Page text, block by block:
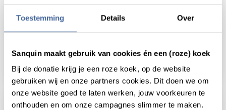
Toestemming Details Over
Sanquin maakt gebruik van cookies én een (roze) koek
Bij de donatie krijg je een roze koek, op de website
gebruiken wij en onze partners cookies. Dit doen we om
onze website goed te laten werken, jouw voorkeuren te
onthouden en om onze campagnes slimmer te maken.
voor ons”
Patiëntverhaal 8 maart 2024
lees patiëntverhaalover “donors betekenen heel veel